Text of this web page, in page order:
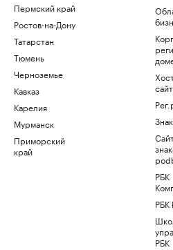
Пермский край
Ростов-на-Дону
Татарстан
Тюмень
Черноземье
Кавказ
Карелия
Мурманск
Приморский
край
РБК
РБК
РБК